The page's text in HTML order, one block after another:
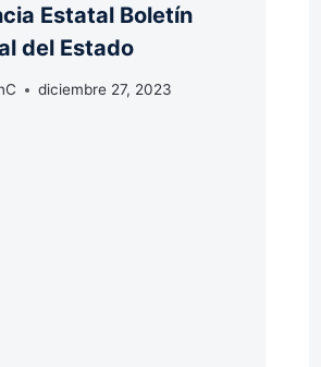
Estatal Boletín
del Estado
diciembre 27, 2023